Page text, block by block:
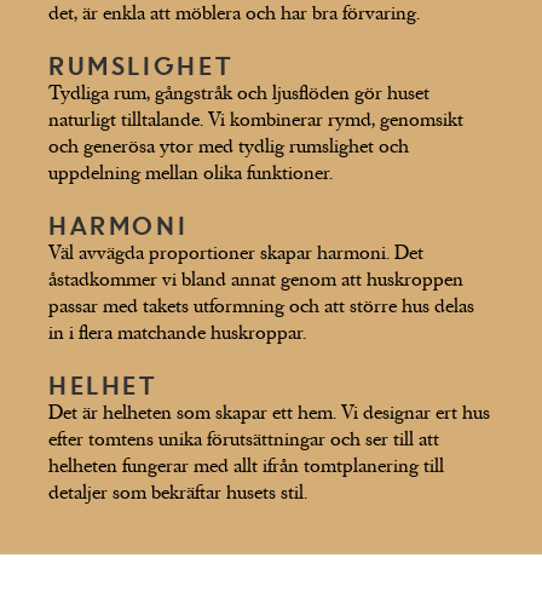
det, är enkla att möblera och har bra förvaring.
RUMSLIGHET
Tydliga rum, gångstråk och ljusflöden gör huset
naturligt tilltalande. Vi kombinerar rymd, genomsikt
och generösa ytor med tydlig rumslighet och
uppdelning mellan olika funktioner.
HARMONI
Väl avvägda proportioner skapar harmoni. Det
åstadkommer vi bland annat genom att huskroppen
passar med takets utformning och att större hus delas
in i flera matchande huskroppar.
HELHET
Det är helheten som skapar ett hem. Vi designar ert hus
efter tomtens unika förutsättningar och ser till att
helheten fungerar med allt ifrån tomtplanering till
detaljer som bekräftar husets stil.